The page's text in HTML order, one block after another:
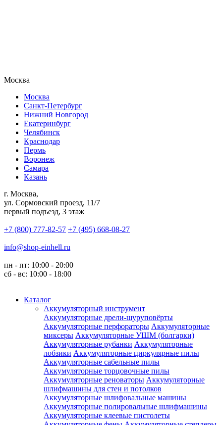
Москва
Москва
Санкт-Петербург
Нижний Новгород
Екатеринбург
Челябинск
Краснодар
Пермь
Воронеж
Самара
Казань
г. Москва,
ул. Сормовский проезд, 11/7
первый подъезд, 3 этаж
+7 (800) 777-82-57 +7 (495) 668-08-27
info@shop-einhell.ru
пн - пт: 10:00 - 20:00
сб - вс: 10:00 - 18:00
Каталог
Аккумуляторный инструмент
Аккумуляторные дрели-шуруповёрты
Аккумуляторные перфораторы Аккумуляторные
миксеры Аккумуляторные УШМ (болгарки)
Аккумуляторные рубанки Аккумуляторные
лобзики Аккумуляторные циркулярные пилы
Аккумуляторные сабельные пилы
Аккумуляторные торцовочные пилы
Аккумуляторные реноваторы Аккумуляторные
шлифмашины для стен и потолков
Аккумуляторные шлифовальные машины
Аккумуляторные полировальные шлифмашины
Аккумуляторные клеевые пистолеты